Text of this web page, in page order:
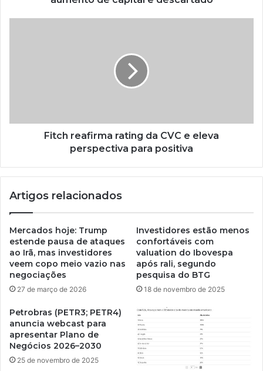
Fitch reafirma rating da CVC e eleva
perspectiva para positiva
Artigos relacionados
Mercados hoje: Trump
estende pausa de ataques
ao Irã, mas investidores
veem copo meio vazio nas
negociações
27 de março de 2026
Investidores estão menos
confortáveis com
valuation do Ibovespa
após rali, segundo
pesquisa do BTG
18 de novembro de 2025
Petrobras (PETR3; PETR4)
anuncia webcast para
apresentar Plano de
Negócios 2026–2030
25 de novembro de 2025